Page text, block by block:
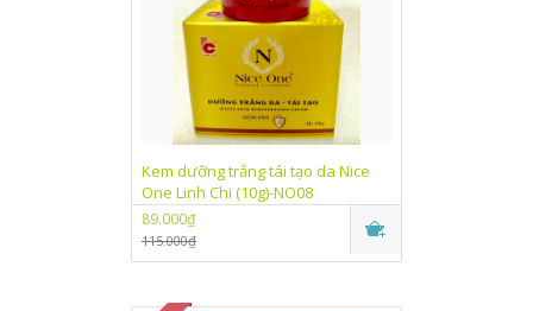
Kem dưỡng trắng tái tạo da Nice
One Linh Chi (10g)-NO08
89.000₫
115.000₫